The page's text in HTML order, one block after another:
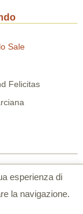
Sale
Felicitas
| www.dszv.it|
esperienza di
la navigazione.